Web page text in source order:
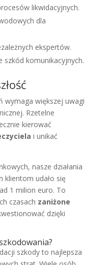
likwidacyjnych.
dla
ekspertów.
szkód komunikacyjnych.
wymaga większej uwagi
Rzetelne
kierować
i unikać
nasze działania
klientom udało się
1 milion euro. To
czasach zaniżone
dzięki
szkody to najlepsza